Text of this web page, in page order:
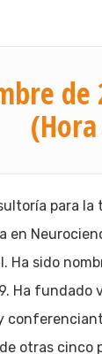
para
en
Ha sido
Ha fundado
otras cinco